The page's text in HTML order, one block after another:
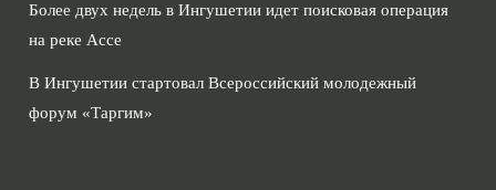
Более двух недель в Ингушетии идет поисковая операция
на реке Ассе
В Ингушетии стартовал Всероссийский молодежный
форум «Таргим»